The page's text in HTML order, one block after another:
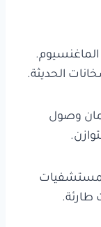
الحديثة.
وصول
طارئة.